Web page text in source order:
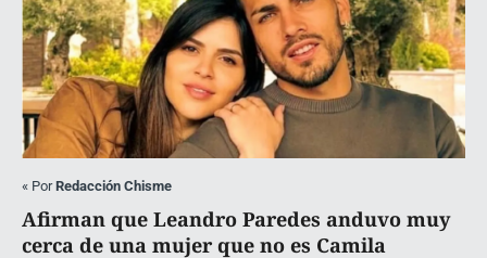
« PorRedacción Chisme
Afirman que Leandro Paredes anduvo muy
cerca de una mujer que no es Camila